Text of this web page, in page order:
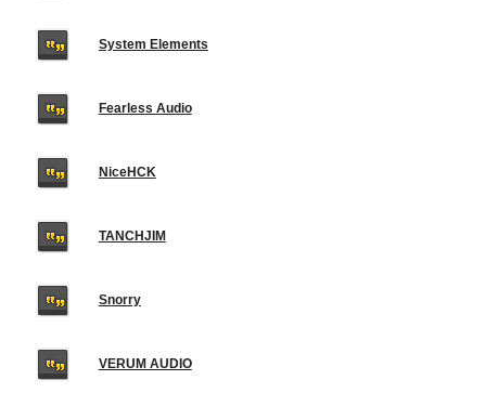
System Elements
Fearless Audio
NiceHCK
TANCHJIM
Snorry
VERUM AUDIO